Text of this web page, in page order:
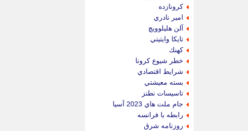
كرونازده
امير نادري
آلن هليلوويچ
تايكا وايتيتي
كهنك
خطر شيوع كرونا
شرايط اقتصادي
بسته معيشتي
تاسيسات نطنز
جام ملت هاي 2023 آسيا
رابطه با فرانسه
روزنامه شرق